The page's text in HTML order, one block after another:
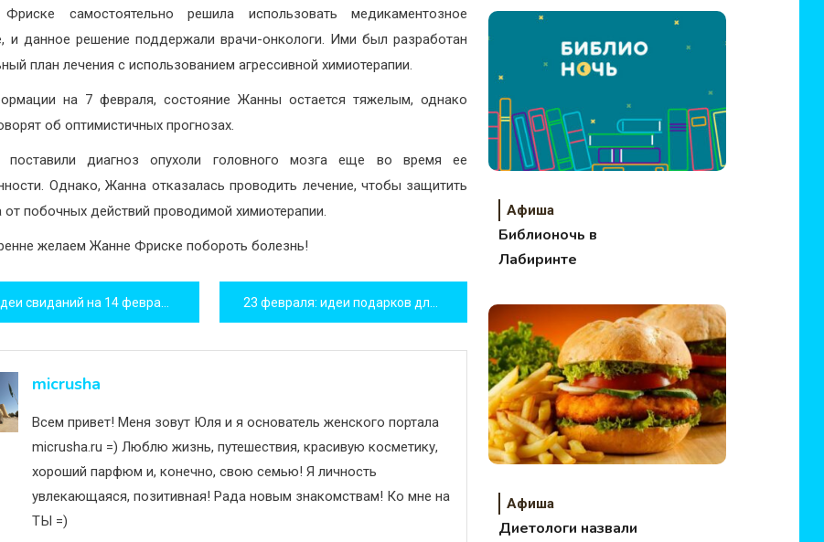
самостоятельно решила использовать медикаментозное
и данное решение поддержали врачи-онкологи. Ими был разработан
план лечения с использованием агрессивной химиотерапии.
на 7 февраля, состояние Жанны остается тяжелым, однако
об оптимистичных прогнозах.
поставили диагноз опухоли головного мозга еще во время ее
Однако, Жанна отказалась проводить лечение, чтобы защитить
побочных действий проводимой химиотерапии.
желаем Жанне Фриске побороть болезнь!
свиданий на 14 февраля 23 февраля: идеи подарков для настоящих мужчин
micrusha
Всем привет! Меня зовут Юля и я основатель женского портала
micrusha.ru =) Люблю жизнь, путешествия, красивую косметику,
хороший парфюм и, конечно, свою семью! Я личность
увлекающаяся, позитивная! Рада новым знакомствам! Ко мне на
ТЫ =)
Афиша
Библионочь в
Лабиринте
Афиша
Диетологи назвали